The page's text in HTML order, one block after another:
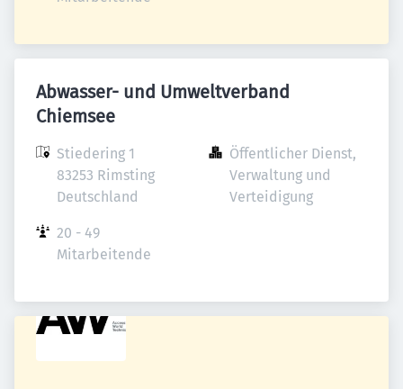
Abwasser- und Umweltverband
Chiemsee
Stiedering 1
83253 Rimsting
Deutschland
Öffentlicher Dienst,
Verwaltung und
Verteidigung
20 - 49
Mitarbeitende